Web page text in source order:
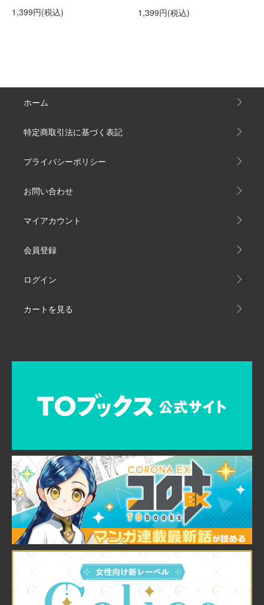
1,399円(税込)
1,399円(税込)
ホーム
特定商取引法に基づく表記
プライバシーポリシー
お問い合わせ
マイアカウント
会員登録
ログイン
カートを見る